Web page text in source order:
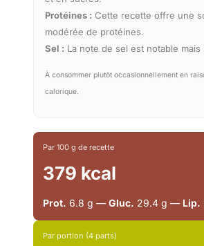
Protéines : Cette recette offre une
modérée de protéines.
Sel : La note de sel est notable mais
À consommer plutôt occasionnellement en
calorique.
Par 100 g de recette
379 kcal
Prot. 6.8 g — Gluc. 29.4 g — Lip.
Par portion (4 parts)